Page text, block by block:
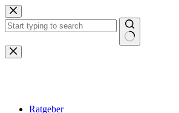
Zum
Inhalt
springen
Keine
Ergebnisse
Ratgeber